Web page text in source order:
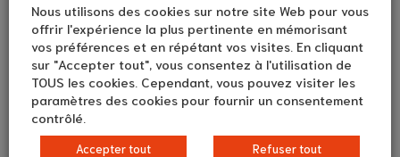
Nous utilisons des cookies sur notre site Web pour vous
offrir l'expérience la plus pertinente en mémorisant
vos préférences et en répétant vos visites. En cliquant
sur "Accepter tout", vous consentez à l'utilisation de
TOUS les cookies. Cependant, vous pouvez visiter les
paramètres des cookies pour fournir un consentement
contrôlé.
Accepter tout Refuser tout